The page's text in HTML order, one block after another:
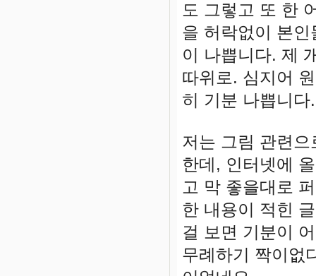
도 그렇고 또 한
을 허락없이 본
이 나쁩니다. 제
따위로. 심지어
히 기분 나쁩니
저는 그림 관련
한데, 인터넷에
고 막 좋을대로
한 내용이 적힌
걸 보면 기분이
무례하기 짝이없